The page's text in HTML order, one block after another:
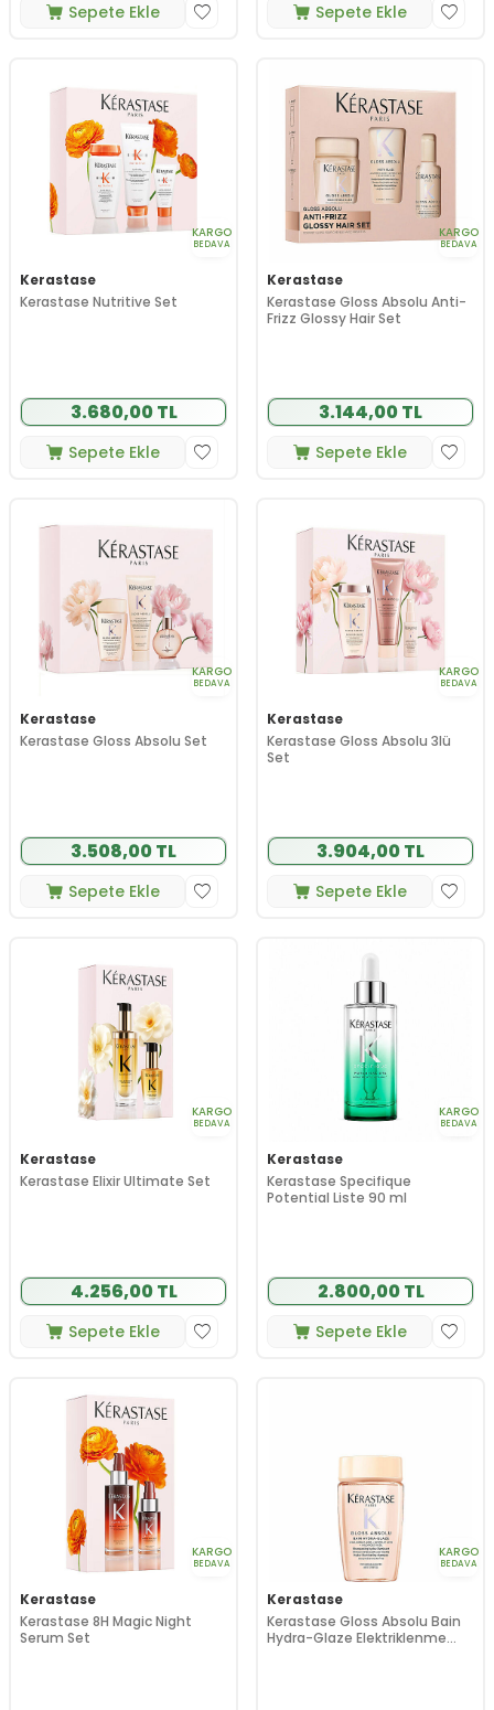
Sepete Ekle Sepete Ekle
KARGO
BEDAVA
Kerastase
Kerastase Nutritive Set
3.680,00 TL
Sepete Ekle
KARGO
BEDAVA
Kerastase
Kerastase Gloss Absolu Anti-
Frizz Glossy Hair Set
3.144,00 TL
Sepete Ekle
KARGO
BEDAVA
Kerastase
Kerastase Gloss Absolu Set
3.508,00 TL
Sepete Ekle
KARGO
BEDAVA
Kerastase
Kerastase Gloss Absolu 3lü
Set
3.904,00 TL
Sepete Ekle
KARGO
BEDAVA
Kerastase
Kerastase Elixir Ultimate Set
4.256,00 TL
Sepete Ekle
KARGO
BEDAVA
Kerastase
Kerastase Specifique
Potential Liste 90 ml
2.800,00 TL
Sepete Ekle
KARGO
BEDAVA
Kerastase
Kerastase 8H Magic Night
Serum Set
KARGO
BEDAVA
Kerastase
Kerastase Gloss Absolu Bain
Hydra-Glaze Elektriklenme